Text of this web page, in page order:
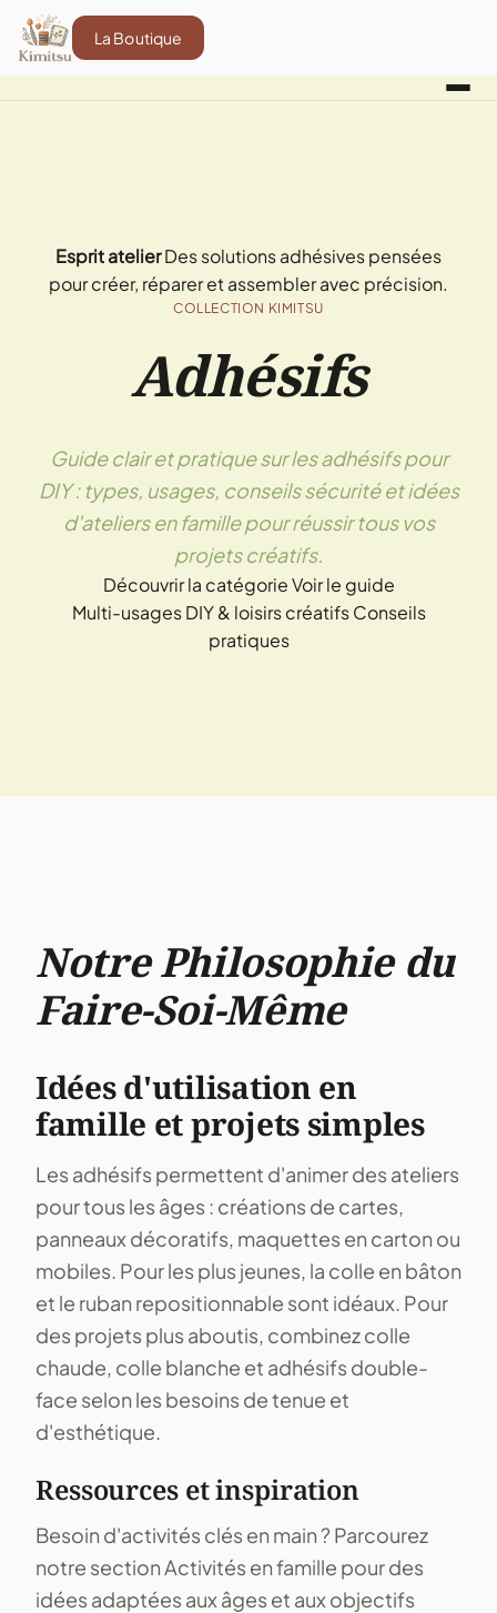
La Boutique
Esprit atelierDes solutions adhésives pensées
pour créer, réparer et assembler avec précision.
COLLECTION KIMITSU
Adhésifs
Guide clair et pratique sur les adhésifs pour
DIY : types, usages, conseils sécurité et idées
d'ateliers en famille pour réussir tous vos
projets créatifs.
Découvrir la catégorieVoir le guide
Multi-usages DIY & loisirs créatifs Conseils
pratiques
Notre Philosophie du
Faire-Soi-Même
Idées d'utilisation en
famille et projets simples
Les adhésifs permettent d'animer des ateliers
pour tous les âges : créations de cartes,
panneaux décoratifs, maquettes en carton ou
mobiles. Pour les plus jeunes, la colle en bâton
et le ruban repositionnable sont idéaux. Pour
des projets plus aboutis, combinez colle
chaude, colle blanche et adhésifs double-
face selon les besoins de tenue et
d'esthétique.
Ressources et inspiration
Besoin d'activités clés en main ? Parcourez
notre section Activités en famille pour des
idées adaptées aux âges et aux objectifs